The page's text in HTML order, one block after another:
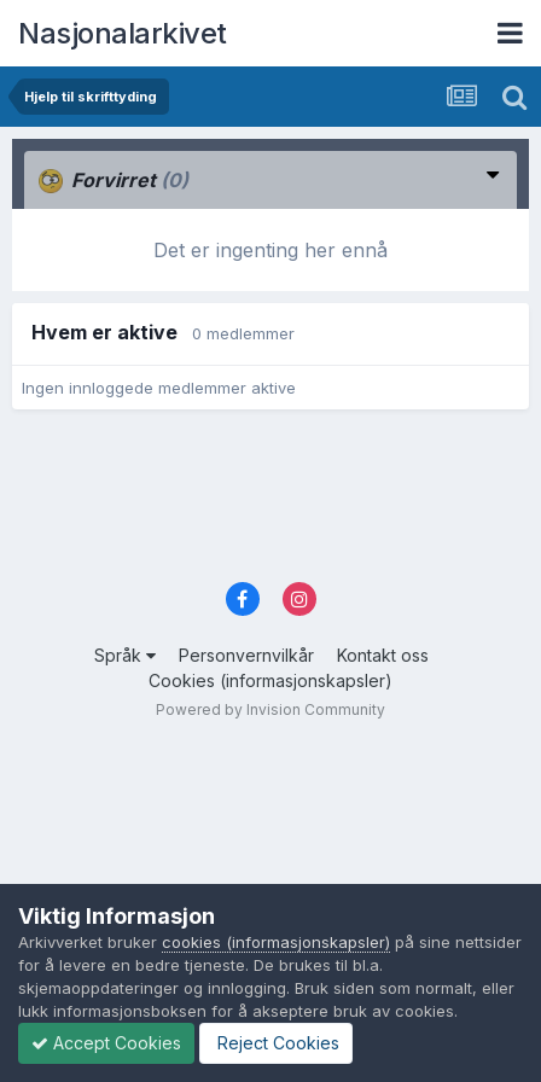
Nasjonalarkivet
Hjelp til skrifttyding
Forvirret (0)
Det er ingenting her ennå
Hvem er aktive 0 medlemmer
Ingen innloggede medlemmer aktive
Språk Personvernvilkår
Kontakt oss
Cookies (informasjonskapsler)
Powered by Invision Community
Viktig Informasjon
Arkivverket bruker cookies (informasjonskapsler) på sine nettsider
for å levere en bedre tjeneste. De brukes til bl.a.
skjemaoppdateringer og innlogging. Bruk siden som normalt, eller
lukk informasjonsboksen for å akseptere bruk av cookies.
Accept Cookies Reject Cookies